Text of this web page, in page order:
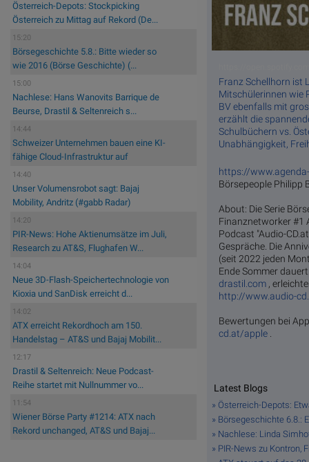
Österreich-Depots: Stockpicking
Österreich zu Mittag auf Rekord (De...
15:20
Börsegeschichte 5.8.: Bitte wieder so
wie 2016 (Börse Geschichte) (...
15:00
Nachlese: Hans Wanovits Barrique de
Beurse, Drastil & Seltenreich s...
14:44
Schweizer Unternehmen bauen eine KI-
fähige Cloud-Infrastruktur auf
14:40
Unser Volumensrobot sagt: Bajaj
Mobility, Andritz (#gabb Radar)
14:20
PIR-News: Hohe Aktienumsätze im Juli,
Research zu AT&S, Flughafen W...
14:04
Neue 3D-Flash-Speichertechnologie von
Kioxia und SanDisk erreicht d...
14:02
ATX erreicht Rekordhoch am 150.
Handelstag – AT&S und Bajaj Mobilit...
12:17
Drastil & Seltenreich: Neue Podcast-
Reihe startet mit Nullnummer vo...
11:54
Wiener Börse Party #1214: ATX nach
Rekord unchanged, AT&S und Bajaj...
Franz Schellhorn ist
Mitschülerinnen wie
BV ebenfalls mit
erzählt die
Schulbüchern vs.
Unabhängigkeit,
https://
Börsepeople Philipp
About: Die Serie
Finanznetworker #1
Podcast "Audio-
Gespräche. Die
(seit 2022 jeden
Ende Sommer
drastil.com ,
http://www.audio-
Bewertungen bei
cd.at/apple .
Latest Blogs
» Österreich-Depots:
» Börsegeschichte 6.8.:
» Nachlese: Linda
» PIR-News zu Kontron,